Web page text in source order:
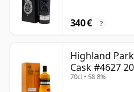
340 € ?
Highland
Cask #4627
70cl • 58.8%